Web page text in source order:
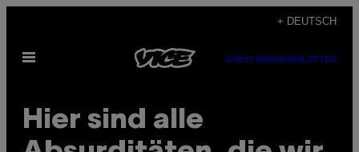
content
+ DEUTSCH
Open
SUBSCRIBENEWSLETTER
Hier sind alle